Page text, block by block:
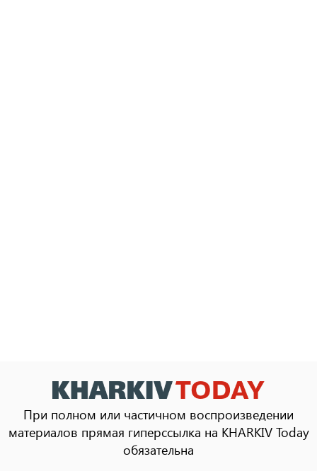
При полном или частичном воспроизведении
материалов прямая гиперссылка на KHARKIV Today
обязательна